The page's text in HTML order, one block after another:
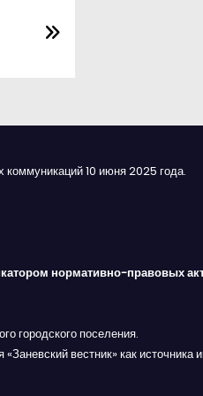
коммуникаций 10 июня 2025 года.
нормативно-правовых
городского поселения.
вестник» как источника